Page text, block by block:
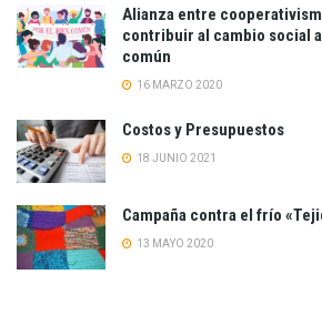
Alianza entre
contribuir al cambio social
común
16 MARZO 2020
Costos y Presupuestos
18 JUNIO 2021
Campaña contra el frío
13 MAYO 2020